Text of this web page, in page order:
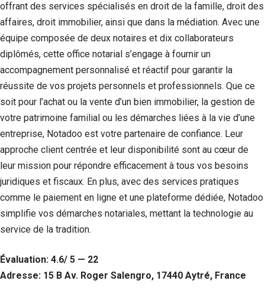
offrant des services spécialisés en droit de la famille, droit des
affaires, droit immobilier, ainsi que dans la médiation. Avec une
équipe composée de deux notaires et dix collaborateurs
diplômés, cette office notarial s’engage à fournir un
accompagnement personnalisé et réactif pour garantir la
réussite de vos projets personnels et professionnels. Que ce
soit pour l’achat ou la vente d’un bien immobilier, la gestion de
votre patrimoine familial ou les démarches liées à la vie d’une
entreprise, Notadoo est votre partenaire de confiance. Leur
approche client centrée et leur disponibilité sont au cœur de
leur mission pour répondre efficacement à tous vos besoins
juridiques et fiscaux. En plus, avec des services pratiques
comme le paiement en ligne et une plateforme dédiée, Notadoo
simplifie vos démarches notariales, mettant la technologie au
service de la tradition.
Évaluation: 4.6/ 5 — 22
Adresse: 15 B Av. Roger Salengro, 17440 Aytré, France